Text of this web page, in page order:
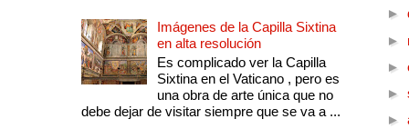
Imágenes de la Capilla Sixtina
en alta resolución
Es complicado ver la Capilla
Sixtina en el Vaticano , pero es
una obra de arte única que no
debe dejar de visitar siempre que se va a ...
►
►
►
►
►